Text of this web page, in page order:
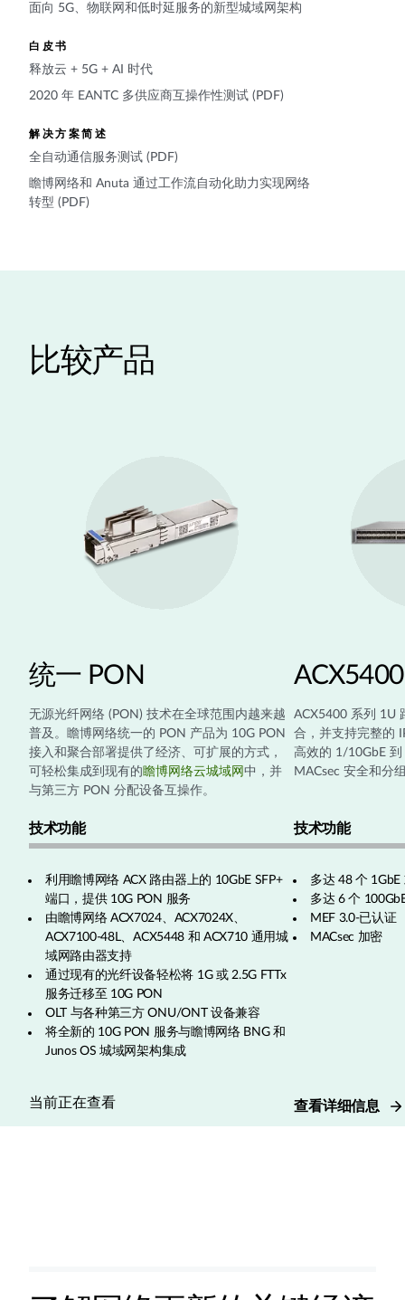
面向 5G、物联网和低时延服务的新型城域网架构
白皮书
释放云 + 5G + AI 时代
2020 年 EANTC 多供应商互操作性测试 (PDF)
解决方案简述
全自动通信服务测试 (PDF)
瞻博网络和 Anuta 通过工作流自动化助力实现网络
转型 (PDF)
比较产品
统一 PON
无源光纤网络 (PON) 技术在全球范围内越来越
普及。瞻博网络统一的 PON 产品为 10G PON
接入和聚合部署提供了经济、可扩展的方式，
可轻松集成到现有的瞻博网络云城域网 中，并
与第三方 PON 分配设备互操作。
技术功能
利用瞻博网络 ACX 路由器上的 10GbE SFP+
端口，提供 10G PON 服务
由瞻博网络 ACX7024、ACX7024X、
ACX7100-48L、ACX5448 和 ACX710 通用城
域网路由器支持
通过现有的光纤设备轻松将 1G 或 2.5G FTTx
服务迁移至 10G PON
OLT 与各种第三方 ONU/ONT 设备兼容
将全新的 10G PON 服务与瞻博网络 BNG 和
Junos OS 城域网架构集成
当前正在查看
ACX5400
ACX5400 系列 1U
合，并支持完整的
高效的 1/10GbE
MACsec 安全和分
技术功能
多达 48 个 1GbE
多达 6 个
MEF 3.0-已认证
MACsec 加密
查看详细信息